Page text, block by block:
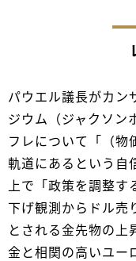
パウエル議長がカン
ジウム（ジャクソン
フレについて「（物
軌道にあるという自
上で「政策を調整
下げ観測からドル売
とされる金先物の上
金と相関の高いユー